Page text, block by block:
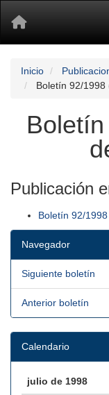
Inicio
Boletín 92/1998
Publicación
Boletín 92/
Navegador
Siguiente boletín
Anterior boletín
Calendario
julio de 1998